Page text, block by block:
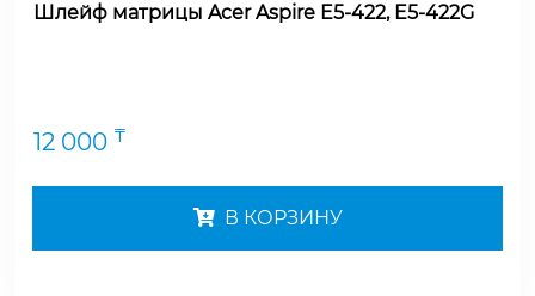
Шлейф матрицы Acer Aspire E5-422, E5-422G
12 000 ₸
В КОРЗИНУ